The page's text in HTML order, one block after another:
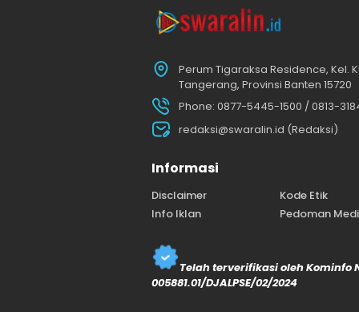
Perum Tigaraksa Residence, Kel.
Tangerang, Provinsi Banten 15720
Phone: 0877-5445-1500 / 0813-
redaksi@swaralin.id (Redaksi)
Informasi
Disclaimer
Kode Etik
Info Iklan
Pedoman
Telah terverifikasi oleh Kominfo
005881.01/DJALPSE/02/2024